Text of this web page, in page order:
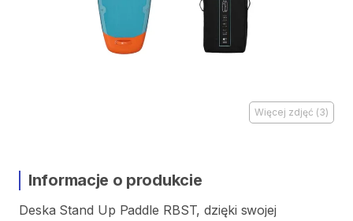
Więcej zdjęć (3)
Informacje o produkcie
Deska Stand Up Paddle RBST​,​ dzięki swojej